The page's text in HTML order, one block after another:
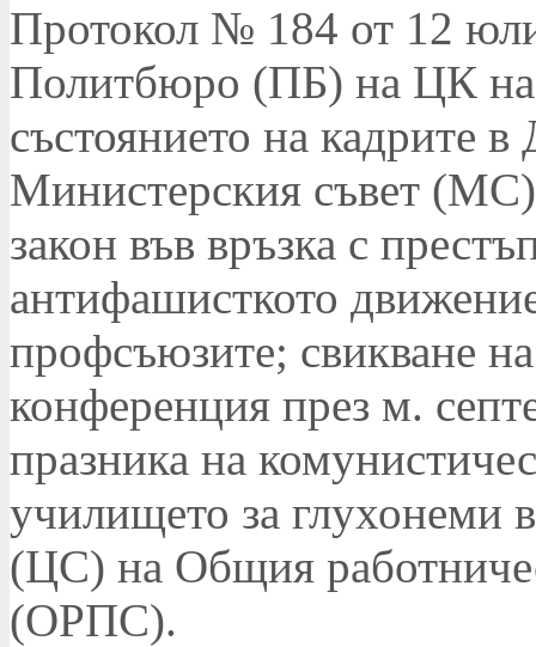
Протокол № 184 от 12
Политбюро (ПБ) на ЦК на
състоянието на кадрите
Министерския съвет
закон във връзка с
антифашисткото
профсъюзите; свикване
конференция през м.
празника на
училището за глухонеми
(ЦС) на Общия
(ОРПС).